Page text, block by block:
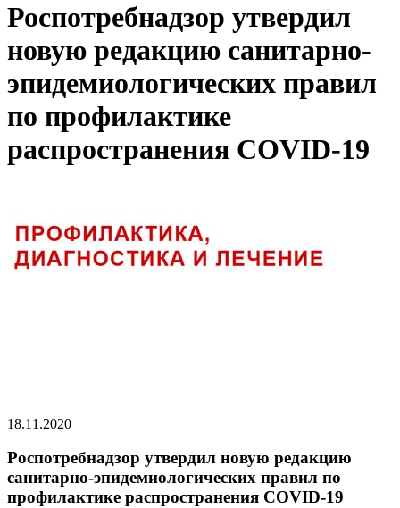
Роспотребнадзор утвердил
новую редакцию санитарно-
эпидемиологических правил
по профилактике
распространения COVID-19
18.11.2020
Роспотребнадзор утвердил новую редакцию
санитарно-эпидемиологических правил по
профилактике распространения COVID-19